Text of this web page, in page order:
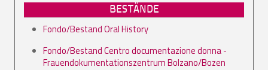
BESTÄNDE
Fondo/Bestand Oral History
Fondo/Bestand Centro documentazione donna -
Frauendokumentationszentrum Bolzano/Bozen